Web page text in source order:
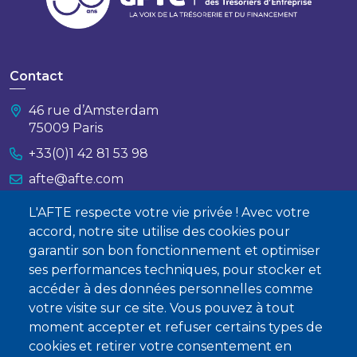
L'AFTE respecte votre vie privée ! Avec votre
accord, notre site utilise des cookies pour
garantir son bon fonctionnement et optimiser
ses performances techniques, pour stocker et
accéder à des données personnelles comme
votre visite sur ce site. Vous pouvez à tout
moment accepter et refuser certains types de
cookies et retirer votre consentement en
solutions monétaires traditionnelles
qu’un trésorier qui vend sa position dans le fonds un
jour donné voit les liquidités créditées sur son
compte bancaire le jour ouvré suivant.
en portefeuille. La clôture d’un swap implique la
vente des actions correspondantes, lesquelles se
l’intégralité d’un swap en une seule journée, sans
frais ; ces conditions sont systématiquement
négociées avec nos contreparties», détaille le
responsable produits d’Ossiam. À l’instar des fonds
monétaires, aucune pénalité de sortie n’est
appliquée.
À terme, les évolutions technologiques et
Contact
46 rue d’Amsterdam
75009 Paris
+33(0)1 42 81 53 98
afte@afte.com
Nous contacter
À propos
Qui sommes-nous ?
Devenir membre